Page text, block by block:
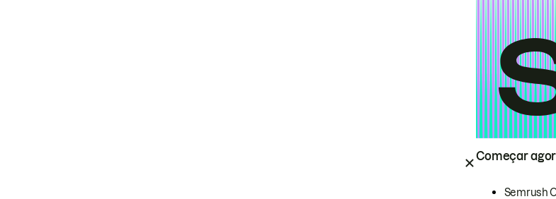
Começar
Semrush